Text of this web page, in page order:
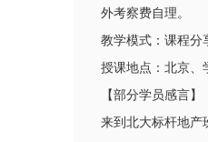
外考察费自理。
教学模式：课程分
授课地点：北京、
【部分学员感言】
来到北大标杆地产